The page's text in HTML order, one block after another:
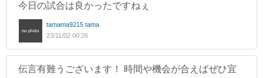
今日の試合は良かったですねぇ
tamama9215 tama
23/11/02 00:26
伝言有難うございます！ 時間や機会が合えばぜひ宜